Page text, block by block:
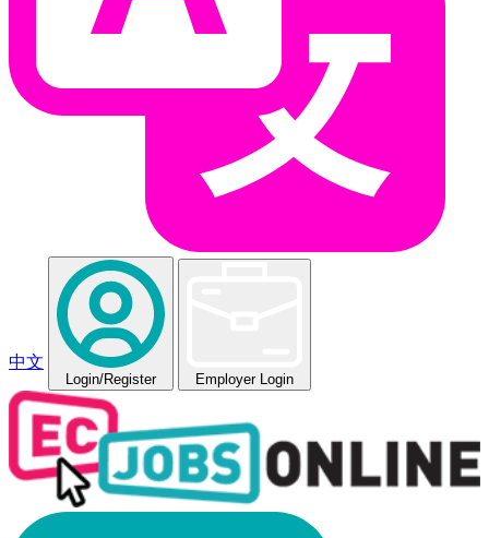
中文
Login/Register Employer Login